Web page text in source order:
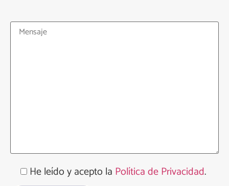
He leído y acepto la Política de Privacidad.